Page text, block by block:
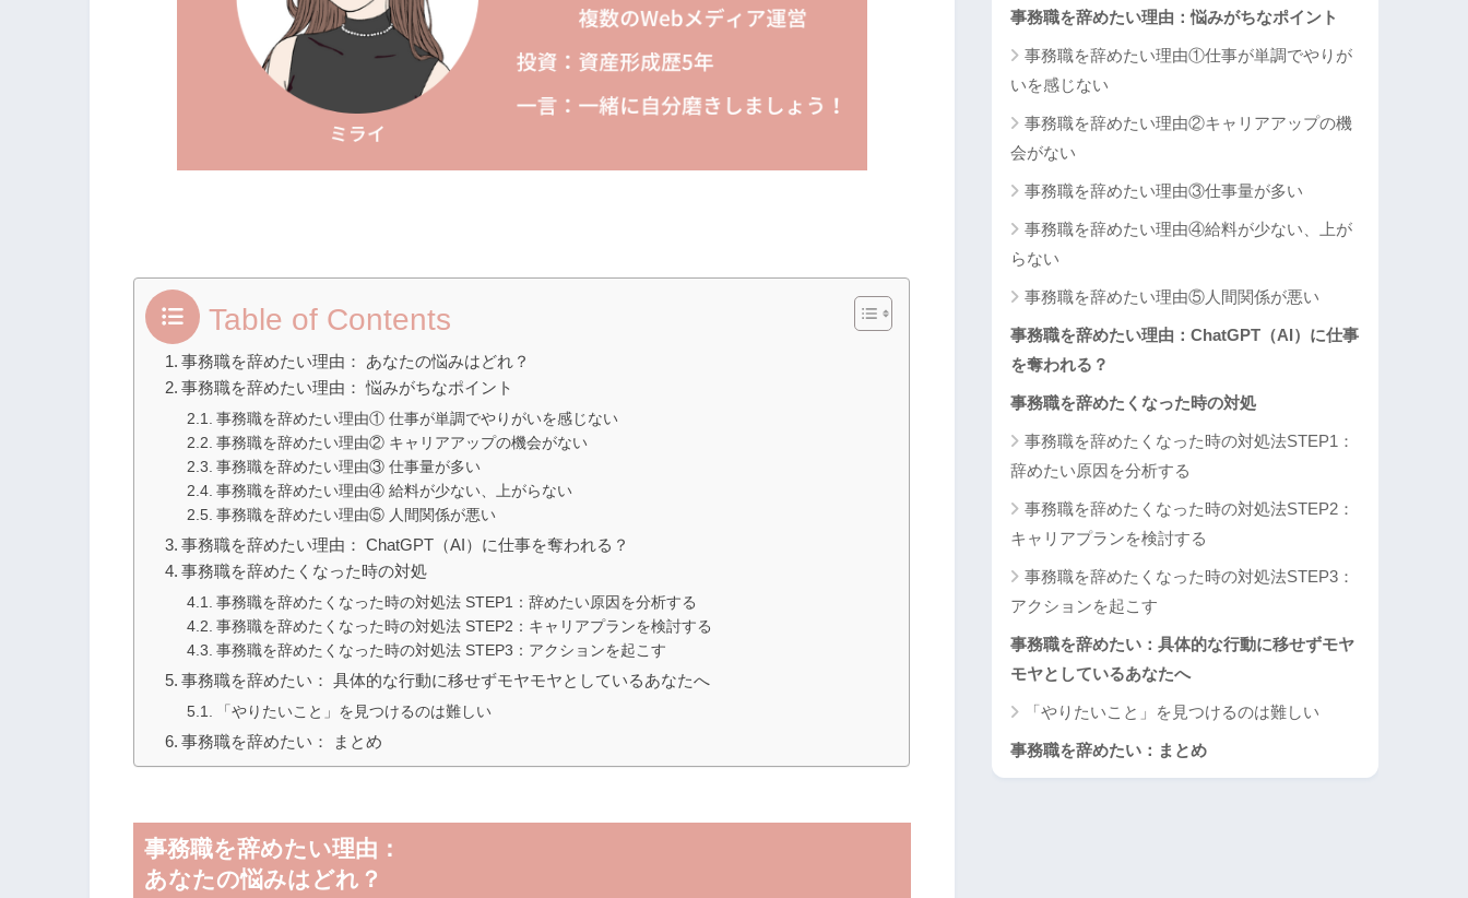
Table of Contents
事務職を辞めたい理由： あなたの悩みはどれ？
事務職を辞めたい理由： 悩みがちなポイント
事務職を辞めたい理由① 仕事が単調でやりがいを感じない
事務職を辞めたい理由② キャリアアップの機会がない
事務職を辞めたい理由③ 仕事量が多い
事務職を辞めたい理由④ 給料が少ない、上がらない
事務職を辞めたい理由⑤ 人間関係が悪い
事務職を辞めたい理由： ChatGPT（AI）に仕事を奪われる？
事務職を辞めたくなった時の対処
事務職を辞めたくなった時の対処法 STEP1：辞めたい原因を分析する
事務職を辞めたくなった時の対処法 STEP2：キャリアプランを検討する
事務職を辞めたくなった時の対処法 STEP3：アクションを起こす
事務職を辞めたい： 具体的な行動に移せずモヤモヤとしているあなたへ
「やりたいこと」を見つけるのは難しい
事務職を辞めたい： まとめ
事務職を辞めたい理由：
あなたの悩みはどれ？
事務職を辞めたい理由：悩みがちなポイント
事務職を辞めたい理由①仕事が単調でやりが
いを感じない
事務職を辞めたい理由②キャリアアップの機
会がない
事務職を辞めたい理由③仕事量が多い
事務職を辞めたい理由④給料が少ない、上が
らない
事務職を辞めたい理由⑤人間関係が悪い
事務職を辞めたい理由：ChatGPT（AI）に仕事
を奪われる？
事務職を辞めたくなった時の対処
事務職を辞めたくなった時の対処法STEP1：
辞めたい原因を分析する
事務職を辞めたくなった時の対処法STEP2：
キャリアプランを検討する
事務職を辞めたくなった時の対処法STEP3：
アクションを起こす
事務職を辞めたい：具体的な行動に移せずモヤ
モヤとしているあなたへ
「やりたいこと」を見つけるのは難しい
事務職を辞めたい：まとめ